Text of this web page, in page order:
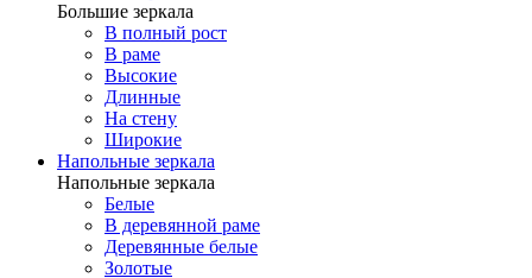
Большие зеркала
В полный рост
В раме
Высокие
Длинные
На стену
Широкие
Напольные зеркала
Напольные зеркала
Белые
В деревянной раме
Деревянные белые
Золотые